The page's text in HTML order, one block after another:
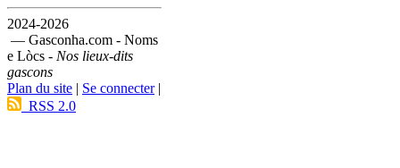
2024-2026
— Gasconha.com - Noms
e Lòcs - Nos lieux-dits
gascons
Plan du site | Se connecter|
RSS 2.0